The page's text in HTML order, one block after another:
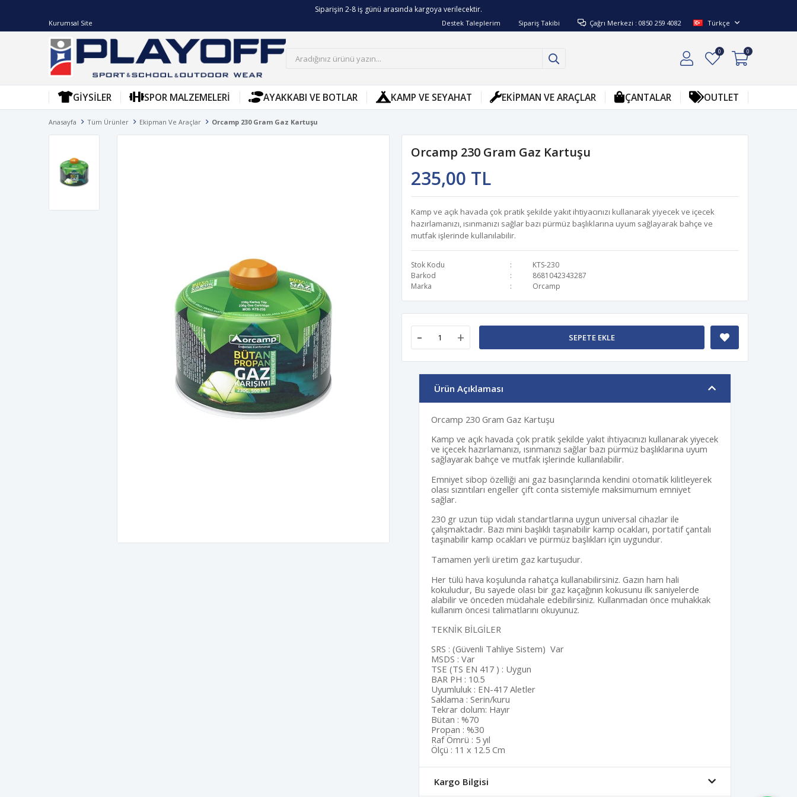
Siparişin 2-8 iş günü arasında kargoya verilecektir.
Kurumsal Site Destek Taleplerim Sipariş Takibi Çağrı Merkezi : 0850 259 4082 Türkçe
0 0
GIYSILER SPOR MALZEMELERI AYAKKABI VE BOTLAR KAMP VE SEYAHAT EKIPMAN VE ARAÇLAR ÇANTALAR OUTLET
Anasayfa Tüm Ürünler Ekipman Ve Araçlar Orcamp 230 Gram Gaz Kartuşu
Orcamp 230 Gram Gaz Kartuşu
235,00 TL
Kamp ve açık havada çok pratik şekilde yakıt ihtiyacınızı kullanarak yiyecek ve içecek
hazırlamanızı, ısınmanızı sağlar bazı pürmüz başlıklarına uyum sağlayarak bahçe ve
mutfak işlerinde kullanılabilir.
Stok Kodu
KTS-230
Barkod
8681042343287
Marka
Orcamp
- + SEPETE EKLE
Ürün Açıklaması
Orcamp 230 Gram Gaz Kartuşu
Kamp ve açık havada çok pratik şekilde yakıt ihtiyacınızı kullanarak yiyecek
ve içecek hazırlamanızı, ısınmanızı sağlar bazı pürmüz başlıklarına uyum
sağlayarak bahçe ve mutfak işlerinde kullanılabilir.
Emniyet sibop özelliği ani gaz basınçlarında kendini otomatik kilitleyerek
olası sızıntıları engeller çift conta sistemiyle maksimumum emniyet
sağlar.
230 gr uzun tüp vidalı standartlarına uygun universal cihazlar ile
çalışmaktadır. Bazı mini başlıklı taşınabilir kamp ocakları, portatif çantalı
taşınabilir kamp ocakları ve pürmüz başlıkları için uygundur.
Tamamen yerli üretim gaz kartuşudur.
Her tülü hava koşulunda rahatça kullanabilirsiniz. Gazın ham hali
kokuludur, Bu sayede olası bir gaz kaçağının kokusunu ilk saniyelerde
alabilir ve önceden müdahale edebilirsiniz. Kullanmadan önce muhakkak
kullanım öncesi talimatlarını okuyunuz.
TEKNİK BİLGİLER
SRS : (Güvenli Tahliye Sistem) Var
MSDS : Var
TSE (TS EN 417 ) : Uygun
BAR PH : 10.5
Uyumluluk : EN-417 Aletler
Saklama : Serin/kuru
Tekrar dolum: Hayır
Bütan : %70
Propan : %30
Raf Ömrü : 5 yıl
Ölçü : 11 x 12.5 Cm
Kargo Bilgisi